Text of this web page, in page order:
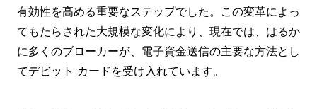
有効性を高める重要なステップでした。この変革によっ
てもたらされた大規模な変化により、現在では、はるか
に多くのブローカーが、電子資金送信の主要な方法とし
てデビット カードを受け入れています。